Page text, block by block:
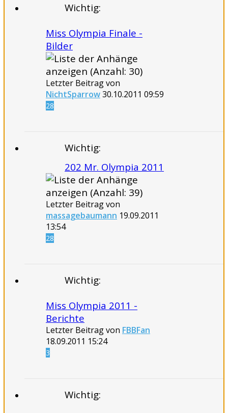
Wichtig:
Miss Olympia Finale -
Bilder
Letzter Beitrag von
NichtSparrow30.10.2011 09:59
28
Wichtig:
202 Mr. Olympia 2011
Letzter Beitrag von
massagebaumann 19.09.2011
13:54
28
Wichtig:
Miss Olympia 2011 -
Berichte
Letzter Beitrag von FBBFan
18.09.2011 15:24
3
Wichtig: